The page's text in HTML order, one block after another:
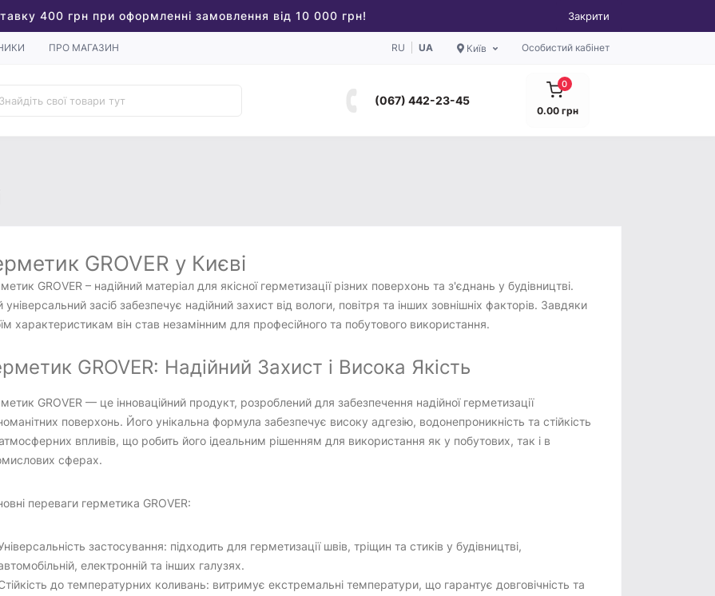
400 грн при оформленні замовлення від 10 000 грн! Закрити
ПРО МАГАЗИН RU UA Київ Особистий кабінет
(067) 442-23-45
0
0.00 грн
GROVER у Києві
GROVER – надійний матеріал для якісної герметизації різних поверхонь та з'єднань у будівництві.
універсальний засіб забезпечує надійний захист від вологи, повітря та інших зовнішніх факторів. Завдяки
характеристикам він став незамінним для професійного та побутового використання.
GROVER: Надійний Захист і Висока Якість
GROVER — це інноваційний продукт, розроблений для забезпечення надійної герметизації
поверхонь. Його унікальна формула забезпечує високу адгезію, водонепроникність та стійкість
впливів, що робить його ідеальним рішенням для використання як у побутових, так і в
сферах.
переваги герметика GROVER:
застосування: підходить для герметизації швів, тріщин та стиків у будівництві,
електронній та інших галузях.
до температурних коливань: витримує екстремальні температури, що гарантує довговічність та